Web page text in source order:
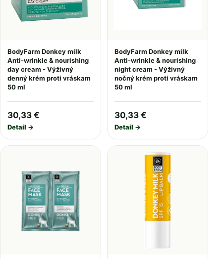
BodyFarm Donkey milk
Anti-wrinkle & nourishing
day cream - Výživný
denný krém proti vráskam
50 ml
30,33 €
Detail →
BodyFarm Donkey milk
Anti-wrinkle & nourishing
night cream - Výživný
nočný krém proti vráskam
50 ml
30,33 €
Detail →